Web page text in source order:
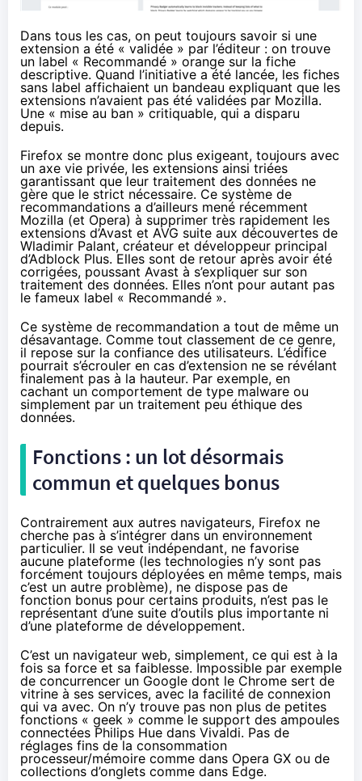
Dans tous les cas, on peut toujours savoir si une
extension a été « validée » par l’éditeur : on trouve
un label « Recommandé » orange sur la fiche
descriptive. Quand l’initiative a été lancée, les fiches
sans label affichaient un bandeau expliquant que les
extensions n’avaient pas été validées par Mozilla.
Une « mise au ban » critiquable, qui a disparu
depuis.
Firefox se montre donc plus exigeant, toujours avec
un axe vie privée, les extensions ainsi triées
garantissant que leur traitement des données ne
gère que le strict nécessaire. Ce système de
recommandations a d’ailleurs mené récemment
Mozilla (et Opera) à supprimer très rapidement les
extensions d’Avast et AVG suite aux découvertes de
Wladimir Palant, créateur et développeur principal
d’Adblock Plus. Elles sont de retouraprès avoir été
corrigées, poussant Avast à s’expliquer sur son
traitement des données. Elles n’ont pour autant pas
le fameux label « Recommandé ».
Ce système de recommandation a tout de même un
désavantage. Comme tout classement de ce genre,
il repose sur la confiance des utilisateurs. L’édifice
pourrait s’écrouler en cas d’extension ne se révélant
finalement pas à la hauteur. Par exemple, en
cachant un comportement de type malware ou
simplement par un traitement peu éthique des
données.
Fonctions : un lot désormais
commun et quelques bonus
Contrairement aux autres navigateurs, Firefox ne
cherche pas à s’intégrer dans un environnement
particulier. Il se veut indépendant, ne favorise
aucune plateforme (les technologies n’y sont pas
forcément toujours déployées en même temps, mais
c’est un autre problème), ne dispose pas de
fonction bonus pour certains produits, n’est pas le
représentant d’une suite d’outils plus importante ni
d’une plateforme de développement.
C’est un navigateur web, simplement, ce qui est à la
fois sa force et sa faiblesse. Impossible par exemple
de concurrencer un Google dont le Chrome sert de
vitrine à ses services, avec la facilité de connexion
qui va avec. On n’y trouve pas non plus de petites
fonctions « geek » comme le support des ampoules
connectées Philips Hue dans Vivaldi. Pas de
réglages fins de la consommation
processeur/mémoire comme dans Opera GX ou de
collections d’onglets comme dans Edge.